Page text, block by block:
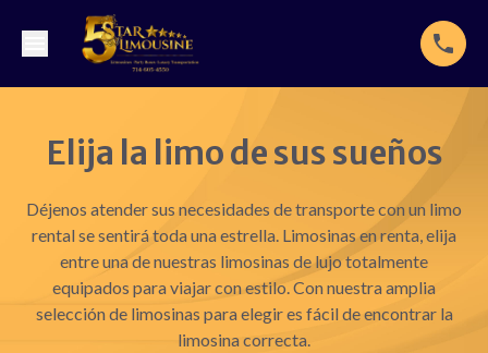
Elija la limo de sus sueños
Déjenos atender sus necesidades de transporte con un limo
rental se sentirá toda una estrella. Limosinas en renta, elija
entre una de nuestras limosinas de lujo totalmente
equipados para viajar con estilo. Con nuestra amplia
selección de limosinas para elegir es fácil de encontrar la
limosina correcta.